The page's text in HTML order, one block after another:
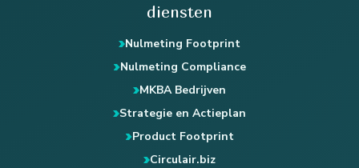
diensten
Nulmeting Footprint
Nulmeting Compliance
MKBA Bedrijven
Strategie en Actieplan
Product Footprint
Circulair.biz